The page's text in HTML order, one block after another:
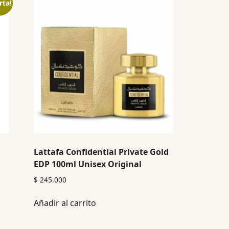
Lattafa Confidential Private Gold
EDP 100ml Unisex Original
$ 245.000
Añadir al carrito